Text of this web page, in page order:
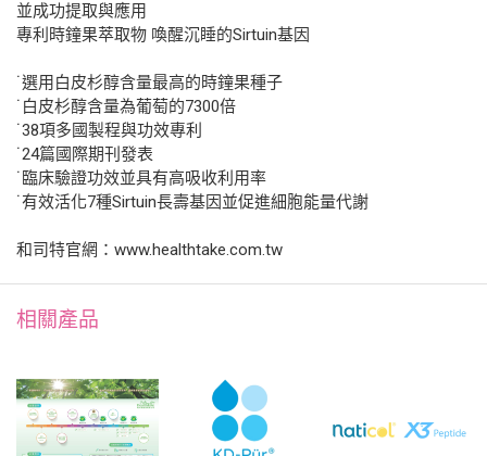
並成功提取與應用
專利時鐘果萃取物 喚醒沉睡的Sirtuin基因
˙選用白皮杉醇含量最高的時鐘果種子
˙白皮杉醇含量為葡萄的7300倍
˙38項多國製程與功效專利
˙24篇國際期刊發表
˙臨床驗證功效並具有高吸收利用率
˙有效活化7種Sirtuin長壽基因並促進細胞能量代謝
和司特官網：www.healthtake.com.tw
相關產品